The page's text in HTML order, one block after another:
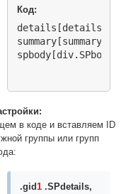
padding: 1.4em
/* Убираем лишние
.SPdetails br,
/* Убираем
.gid1 .SPdetails,
</style>
<script>
$('#spoiler-type-
Код:
в коде и вставляем ID
группы или групп
.gid1 .SPdetails,